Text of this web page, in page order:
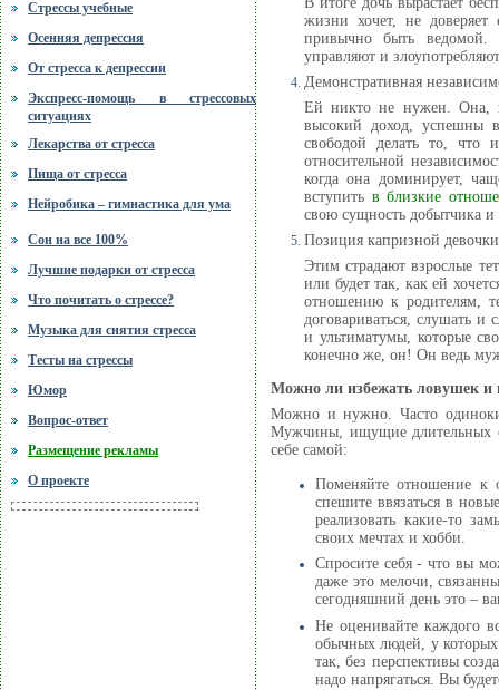
Стрессы учебные
Осенняя депрессия
От стресса к депрессии
Экспресс-помощь в стрессовых
ситуациях
Лекарства от стресса
Пища от стресса
Нейробика – гимнастика для ума
Сон на все 100%
Лучшие подарки от стресса
Что почитать о стрессе?
Музыка для снятия стресса
Тесты на стрессы
Юмор
Вопрос-ответ
Размещение рекламы
О проекте
жизни хочет, не
привычно быть ведомой.
управляют и
Демонстративная
Ей никто не нужен. Она,
высокий доход, успешны
свободой делать то, что
относительной
когда она доминирует,
вступить в близкие
свою сущность добытчика и
Позиция капризной
Этим страдают взрослые
или будет так, как ей
отношению к родителям,
договариваться, слушать
и ультиматумы, которые
конечно же, он! Он ведь
Можно ли избежать ловушек и
Можно и нужно. Часто
Мужчины, ищущие длительных
себе самой:
Поменяйте отношение к
спешите ввязаться в
реализовать какие-то
своих мечтах и хобби.
Спросите себя - что вы
даже это мелочи,
сегодняшний день это –
Не оценивайте каждого
обычных людей, у
так, без перспективы
надо напрягаться. Вы